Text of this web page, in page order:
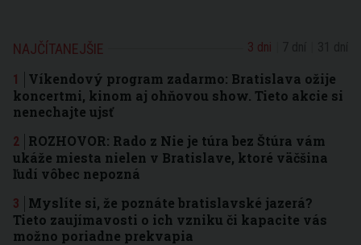
NAJČÍTANEJŠIE 3 dni
Víkendový program zadarmo: Bratislava ožije
koncertmi, kinom aj ohňovou show. Tieto akcie si
nenechajte ujsť
ROZHOVOR: Rado z Nie je túra bez Štúra vám
ukáže miesta nielen v Bratislave, ktoré väčšina
ľudí vôbec nepozná
Myslíte si, že poznáte bratislavské jazerá?
Tieto zaujímavosti o ich vzniku či kapacite vás
možno poriadne prekvapia